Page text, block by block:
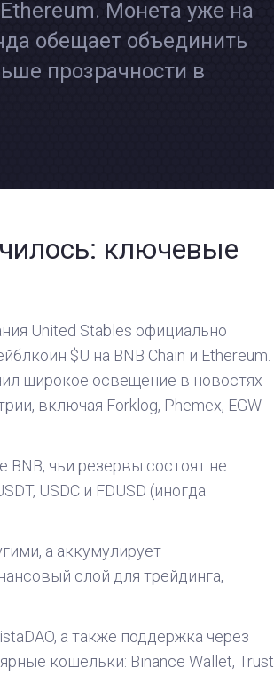
Монета уже на
обещает объединить
прозрачности в
ключевые
United Stables официально
$U на BNB Chain и Ethereum.
широкое освещение в новостях
включая Forklog, Phemex, EGW
чьи резервы состоят не
USDC и FDUSD (иногда
а аккумулирует
слой для трейдинга,
а также поддержка через
кошельки: Binance Wallet, Trust